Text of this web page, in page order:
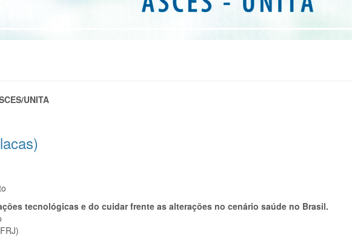
UNITA
tecnológicas e do cuidar frente as alterações no cenário saúde no Brasil.